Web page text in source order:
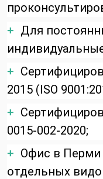
+ Для
+
2015 (ISO
+
0015-002-2020;
+ Офис в Перми
отдельных